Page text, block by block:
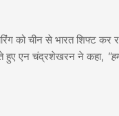
को चीन से भारत शिफ्ट कर
हुए एन चंद्रशेखरन ने कहा,